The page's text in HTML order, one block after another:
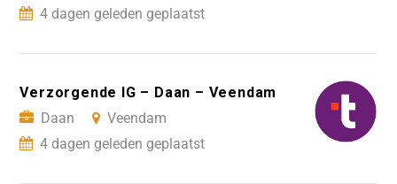
4 dagen geleden geplaatst
Verzorgende IG – Daan – Veendam
Daan
Veendam
4 dagen geleden geplaatst